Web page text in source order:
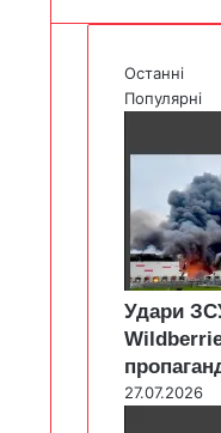
Останні
Популярні
Удари
27.07.2026